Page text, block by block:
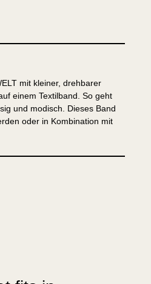
mit kleiner, drehbarer
einem Textilband. So geht
und modisch. Dieses Band
oder in Kombination mit